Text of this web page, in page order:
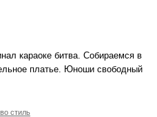
караоке битва. Собираемся в
платье. Юноши свободный
стиль